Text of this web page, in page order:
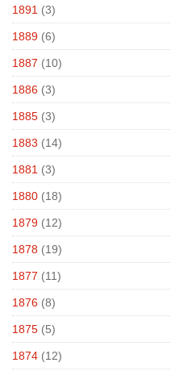
1891 (3)
1889 (6)
1887 (10)
1886 (3)
1885 (3)
1883 (14)
1881 (3)
1880 (18)
1879 (12)
1878 (19)
1877 (11)
1876 (8)
1875 (5)
1874 (12)